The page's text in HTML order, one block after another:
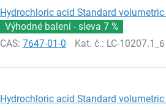
Hydrochloric acid Standard
Výhodné balení - sleva7 %
CAS:7647-01-0 Kat. č.: LC-10207.1_6
Hydrochloric acid Standard